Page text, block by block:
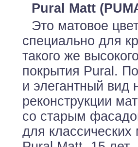
Pural Matt
Это матовое
специально для
такого же
покрытия Pural.
и элегантный вид
реконструкции
со старым
для